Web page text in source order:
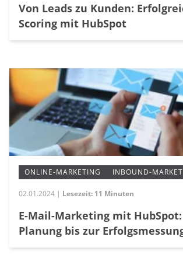
Von Leads zu Kunden:
Scoring mit HubSpot
ONLINE-MARKETING INBOUND-
02.01.2024 | Lesezeit: 11 Minuten
E-Mail-Marketing mit
Planung bis zur